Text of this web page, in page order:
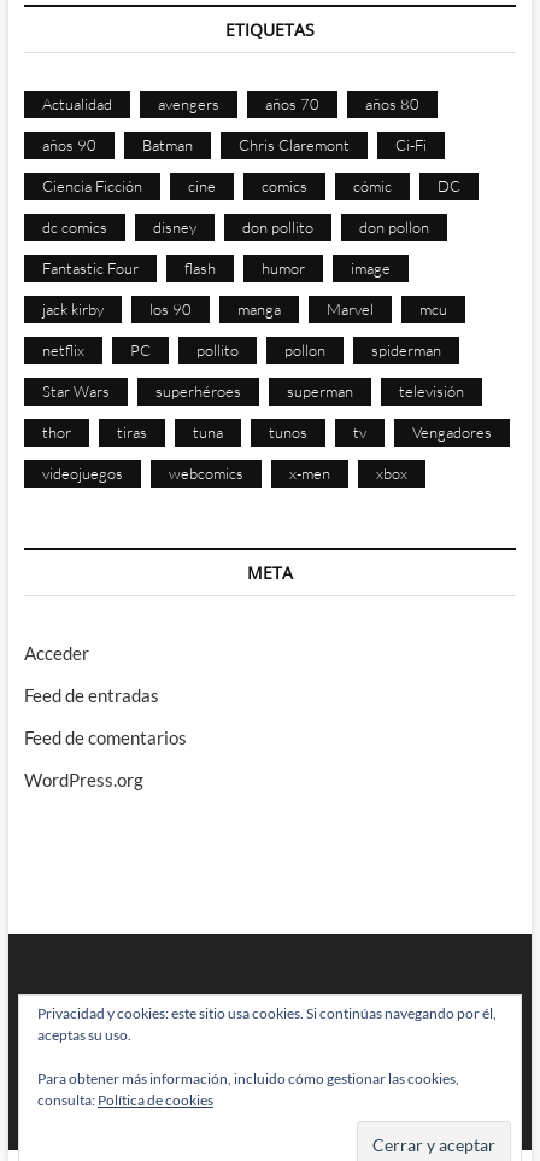
ETIQUETAS
Actualidad avengers años 70 años 80
años 90 Batman Chris Claremont Ci-Fi
Ciencia Ficción cine comics cómic DC
dc comics disney don pollito don pollon
Fantastic Four flash humor image
jack kirby los 90 manga Marvel mcu
netflix PC pollito pollon spiderman
Star Wars superhéroes superman televisión
thor tiras tuna tunos tv Vengadores
videojuegos webcomics x-men xbox
META
Acceder
Feed de entradas
Feed de comentarios
WordPress.org
BRAINSTOMPING| Diseñado por:Theme Freesia|WordPress| © Todos
los derechos reservados
Privacidad y cookies: este sitio usa cookies. Si continúas navegando por él,
aceptas su uso.
Para obtener más información, incluido cómo gestionar las cookies,
consulta: Política de cookies